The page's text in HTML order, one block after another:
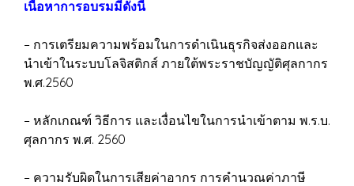
เนื้อหาการอบรมมีดังนี้
– การเตรียมความพร้อมในการดำเนินธุรกิจส่งออกและ
นำเข้าในระบบโลจิสติกส์ ภายใต้พระราชบัญญัติศุลกากร
พ.ศ.2560
– หลักเกณฑ์ วิธีการ และเงื่อนไขในการนำเข้าตาม พ.ร.บ.
ศุลกากร พ.ศ. 2560
– ความรับผิดในการเสียค่าอากร การคำนวณค่าภาษี